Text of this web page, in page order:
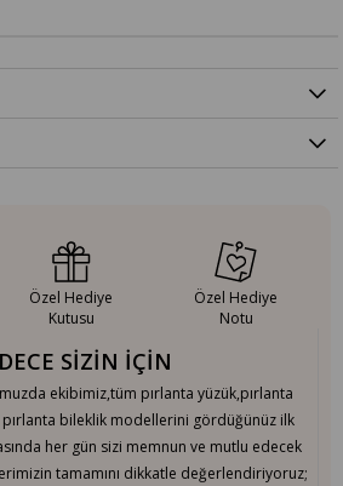
SİZİN İÇİN
ekibimiz,tüm pırlanta yüzük,pırlanta
pırlanta bileklik modellerini gördüğünüz ilk
her gün sizi memnun ve mutlu edecek
tamamını dikkatle değerlendiriyoruz;
Özel Hediye
Kutusu
Özel Hediye
Notu